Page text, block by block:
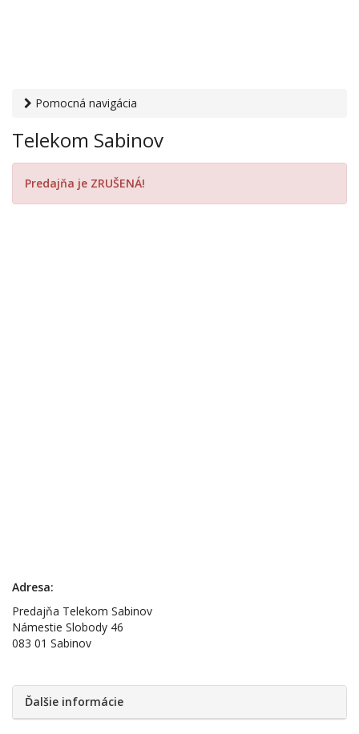
Pomocná navigácia
› Telekom Sabinov
Telekom Sabinov
Predajňa je ZRUŠENÁ!
Adresa:
Predajňa Telekom Sabinov
Námestie Slobody 46
083 01 Sabinov
Ďalšie informácie